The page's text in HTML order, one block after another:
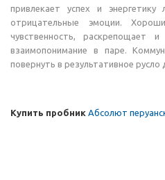
привлекает успех и
отрицательные эмоции.
чувственность, раскрепощает
взаимопонимание в паре.
повернуть в результативное
Купить пробник Абсолют